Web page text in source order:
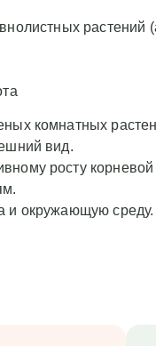
растений
комнатных
вид.
росту
и окружающую среду.